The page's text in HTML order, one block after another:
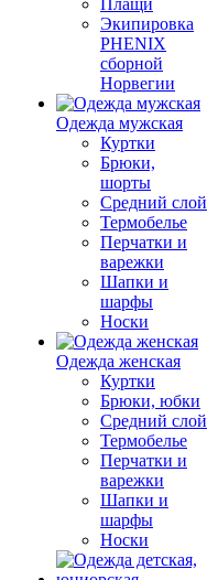
Плащи
Экипировка
PHENIX
сборной
Норвегии
Одежда мужская
Куртки
Брюки,
шорты
Средний слой
Термобелье
Перчатки и
варежки
Шапки и
шарфы
Носки
Одежда женская
Куртки
Брюки, юбки
Средний слой
Термобелье
Перчатки и
варежки
Шапки и
шарфы
Носки